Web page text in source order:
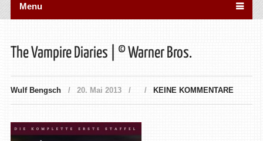
Menu
The Vampire Diaries | © Warner Bros.
Wulf Bengsch 20. Mai 2013 KEINE KOMMENTARE